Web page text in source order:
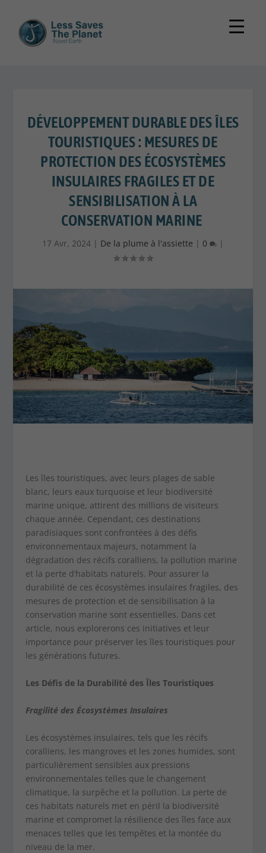
DÉVELOPPEMENT DURABLE DES ÎLES
TOURISTIQUES : MESURES DE
PROTECTION DES ÉCOSYSTÈMES
INSULAIRES FRAGILES ET DE
SENSIBILISATION À LA
CONSERVATION MARINE
17 Avr, 2024 | De la plume à l'assiette | 0 |
Les îles touristiques, avec leurs plages de sable
blanc, leurs eaux turquoise et leur biodiversité
marine unique, attirent des millions de visiteurs
chaque année. Cependant, ces destinations
paradisiaques sont confrontées à des défis
environnementaux majeurs, notamment la
dégradation des récifs coralliens, la pollution marine
et la perte d’habitats naturels. Pour assurer la
durabilité de ces écosystèmes insulaires fragiles, des
mesures de protection et de sensibilisation à la
conservation marine sont essentielles. Dans cet
article, nous explorerons ces initiatives et leur
importance pour préserver les îles touristiques pour
les générations futures.
Les Défis de la Durabilité des Îles Touristiques
Fragilité des Écosystèmes Insulaires
Les écosystèmes insulaires, tels que les récifs
coralliens, les mangroves et les zones humides, sont
particulièrement sensibles aux pressions
environnementales telles que le changement
climatique, la surpêche et la pollution. La perte de
ces habitats naturels met en péril la biodiversité
marine et compromet la résilience des îles face aux
menaces telles que les tempêtes et la montée du
niveau de la mer.